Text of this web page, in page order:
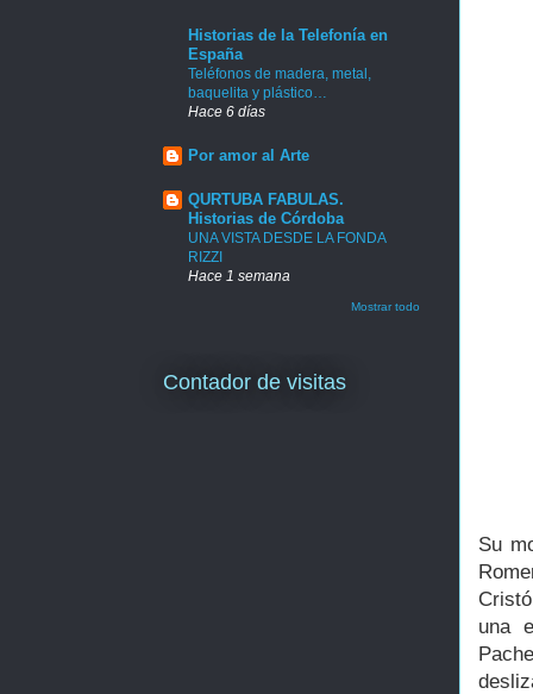
Su
una
Historias de la Telefonía en
España
Teléfonos de madera, metal,
baquelita y plástico…
Hace 6 días
Por amor al Arte
QURTUBA FABULAS.
Historias de Córdoba
UNA VISTA DESDE LA FONDA
RIZZI
Hace 1 semana
Mostrar todo
Contador de visitas